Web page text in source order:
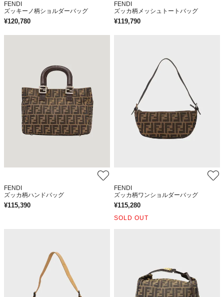
FENDI
ズッキーノ柄ショルダーバッグ
¥120,780
FENDI
ズッカ柄メッシュトートバッグ
¥119,790
FENDI
ズッカ柄ハンドバッグ
¥115,390
FENDI
ズッカ柄ワンショルダーバッグ
¥115,280
SOLD OUT